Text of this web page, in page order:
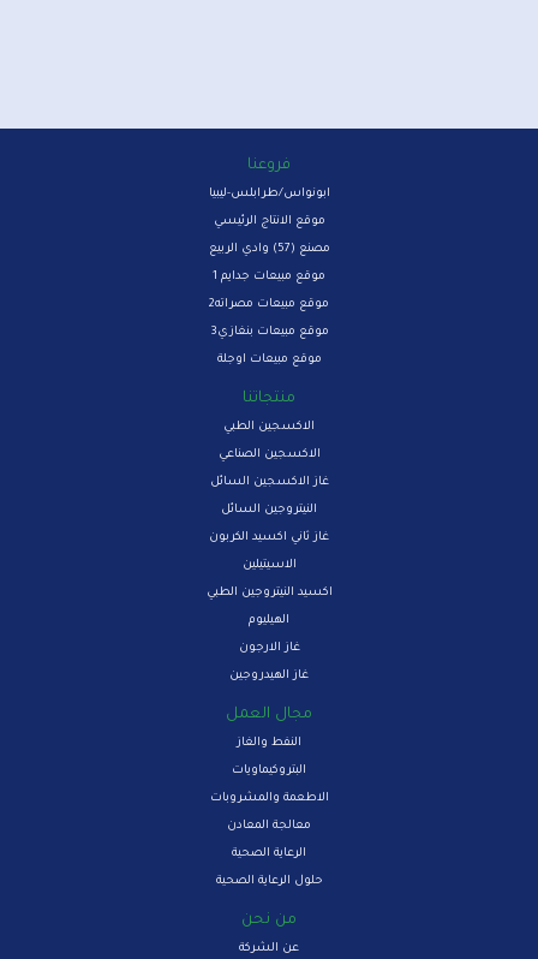
فروعنا
ابونواس/طرابلس-ليبيا
موقع الانتاج الرئيسي
مصنع (57) وادي الربيع
موقع مبيعات جدايم 1
موقع مبيعات مصراته2
موقع مبيعات بنغازي3
موقع مبيعات اوجلة
منتجاتنا
الاكسجين الطبي
الاكسجين الصناعي
غاز الاكسجين السائل
النيتروجين السائل
غاز ثاني اكسيد الكربون
الاسيتيلين
اكسيد النيتروجين الطبي
الهيليوم
غاز الارجون
غاز الهيدروجين
مجال العمل
النفط والغاز
البتروكيماويات
الاطعمة والمشروبات
معالجة المعادن
الرعاية الصحية
حلول الرعاية الصحية
من نحن
عن الشركة